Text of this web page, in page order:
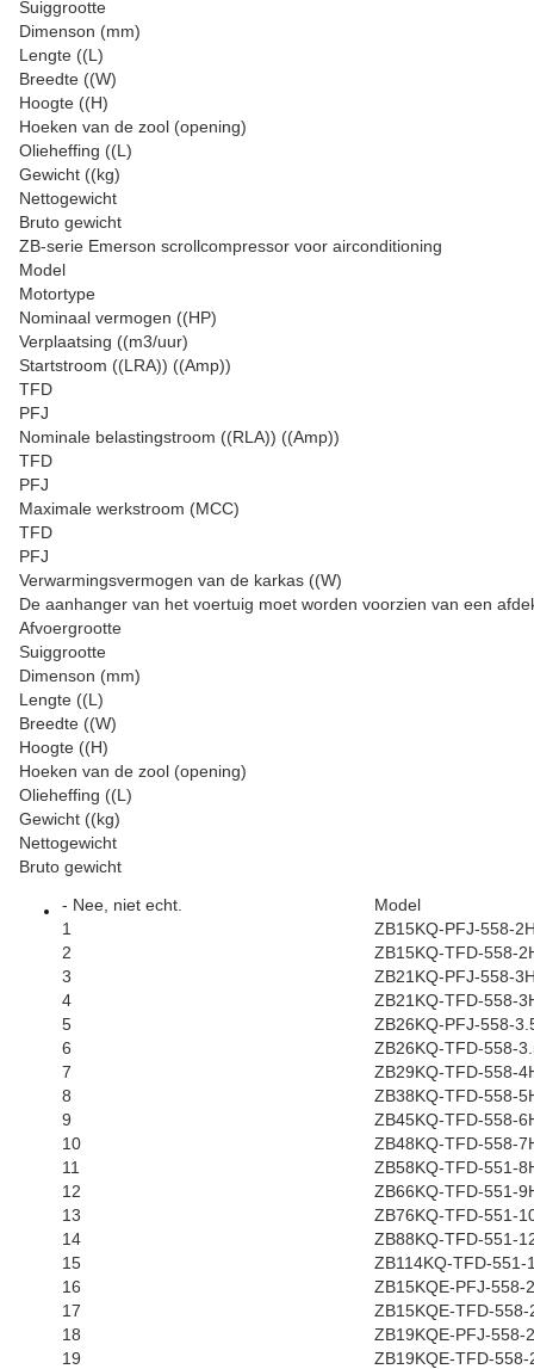
Suiggrootte
Dimenson (mm)
Lengte ((L)
Breedte ((W)
Hoogte ((H)
Hoeken van de zool (opening)
Olieheffing ((L)
Gewicht ((kg)
Nettogewicht
Bruto gewicht
ZB-serie Emerson scrollcompressor voor airconditioning
Model
Motortype
Nominaal vermogen ((HP)
Verplaatsing ((m3/uur)
Startstroom ((LRA)) ((Amp))
TFD
PFJ
Nominale belastingstroom ((RLA)) ((Amp))
TFD
PFJ
Maximale werkstroom (MCC)
TFD
PFJ
Verwarmingsvermogen van de karkas ((W)
De aanhanger van het voertuig moet worden voorzien van een
Afvoergrootte
Suiggrootte
Dimenson (mm)
Lengte ((L)
Breedte ((W)
Hoogte ((H)
Hoeken van de zool (opening)
Olieheffing ((L)
Gewicht ((kg)
Nettogewicht
Bruto gewicht
- Nee, niet echt.
Model
1
ZB15KQ-PFJ-558-
2
ZB15KQ-TFD-558-
3
ZB21KQ-PFJ-558-
4
ZB21KQ-TFD-558-
5
ZB26KQ-PFJ-558-
6
ZB26KQ-TFD-558-
7
ZB29KQ-TFD-558-
8
ZB38KQ-TFD-558-
9
ZB45KQ-TFD-558-
10
ZB48KQ-TFD-558-
11
ZB58KQ-TFD-551-
12
ZB66KQ-TFD-551-
13
ZB76KQ-TFD-551-
14
ZB88KQ-TFD-551-
15
ZB114KQ-TFD-551-
16
ZB15KQE-PFJ-558-
17
ZB15KQE-TFD-558-
18
ZB19KQE-PFJ-558-
19
ZB19KQE-TFD-558-